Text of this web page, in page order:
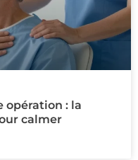
opération : la
calmer